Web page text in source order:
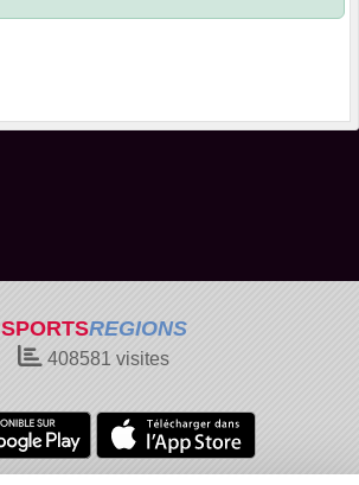
SPORTSREGIONS
408581 visites